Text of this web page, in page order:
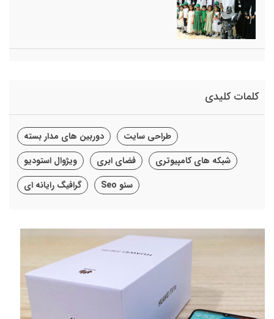
کلمات کلیدی
طراحی سایت
دوربین های مدار بسته
شبکه های کامپیوتری
فضای ابری
ویژوال استودیو
سئو Seo
گرافیگ رایانه ای